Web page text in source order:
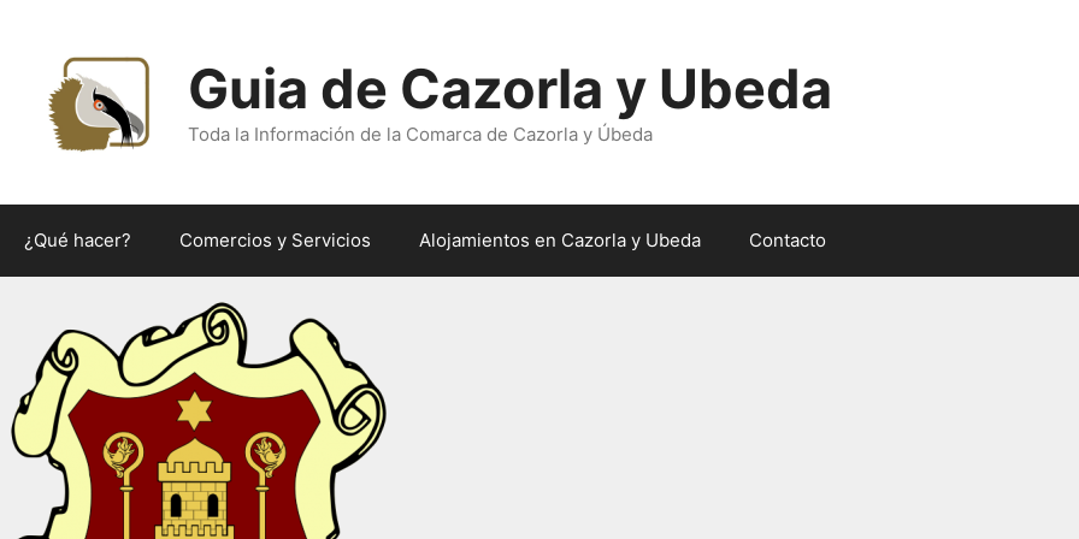
contenido
Guia de Cazorla y Ubeda
Toda la Información de la Comarca de Cazorla y Úbeda
¿Qué hacer? Comercios y Servicios Alojamientos en Cazorla y Ubeda Contacto